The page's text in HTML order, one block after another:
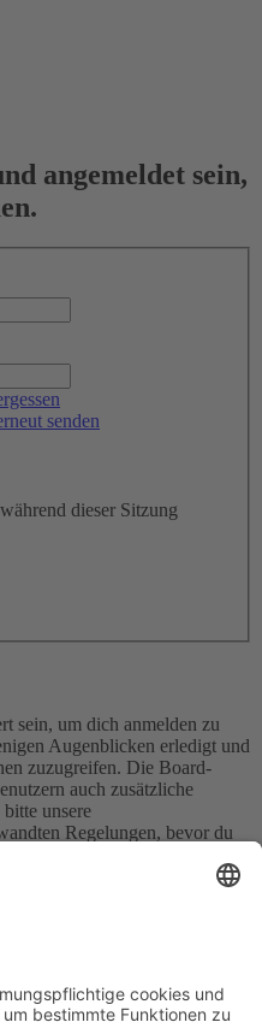
angemeldet sein,
senden
dieser Sitzung
sein, um dich anmelden zu
Augenblicken erledigt und
zuzugreifen. Die Board-
auch zusätzliche
unsere
Regelungen, bevor du